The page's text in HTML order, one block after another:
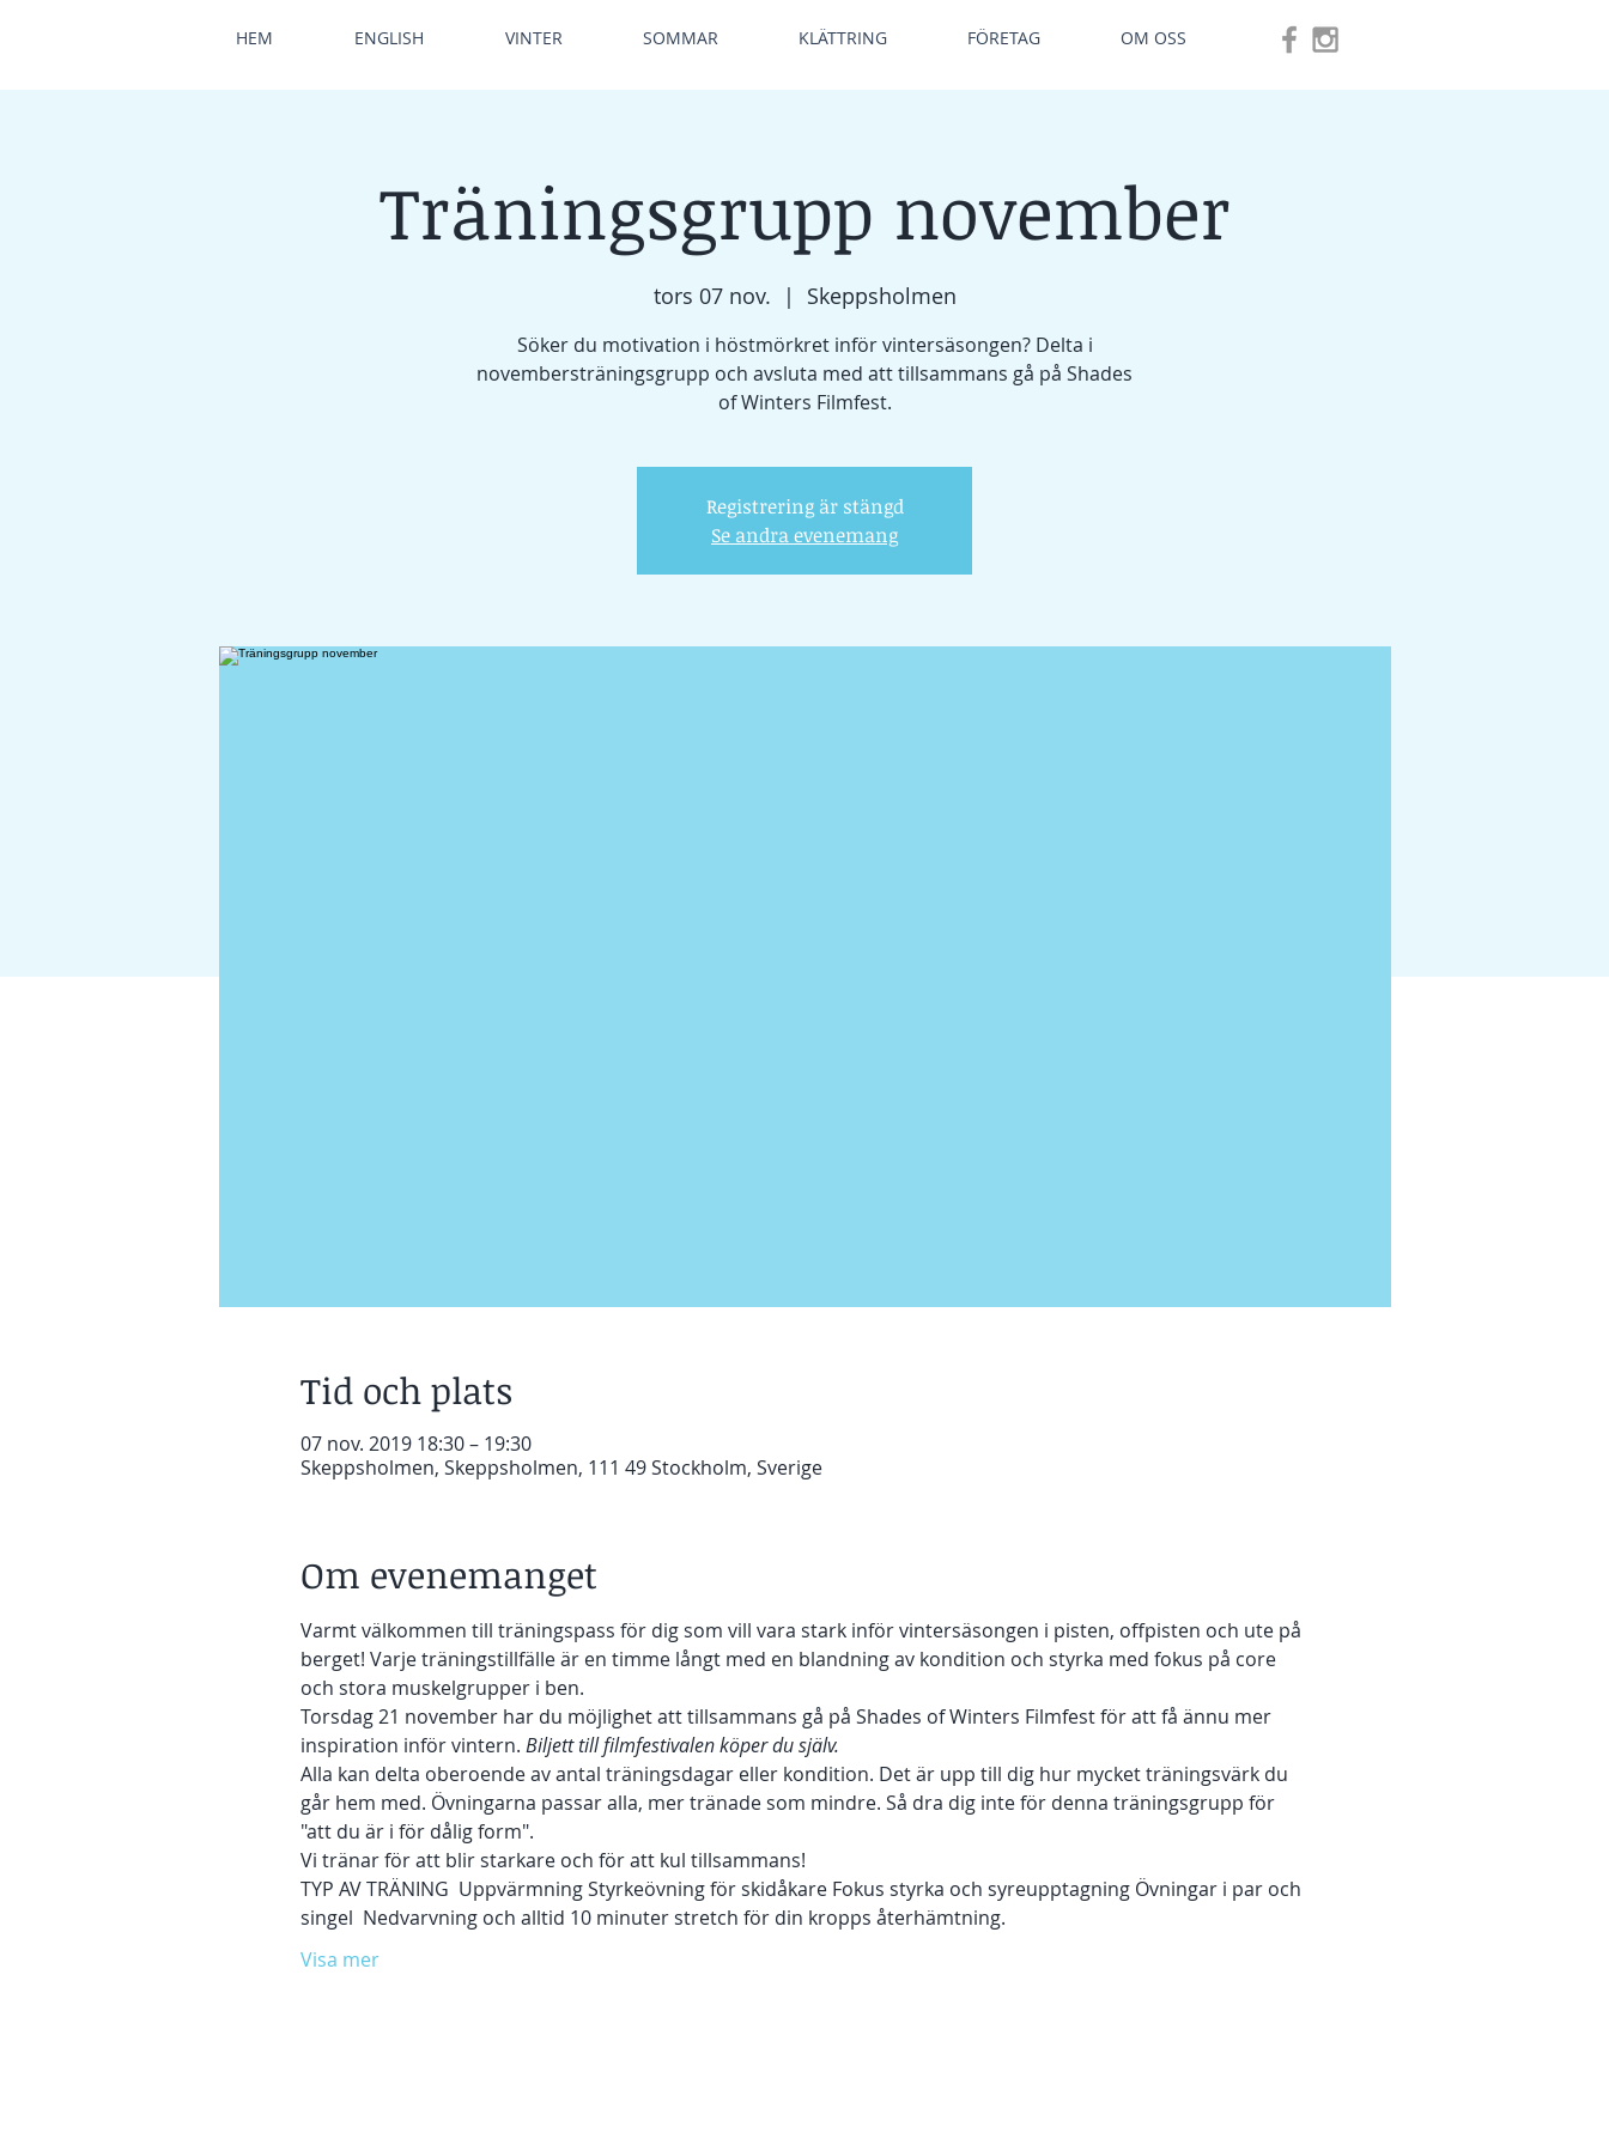
HEM ENGLISH VINTER SOMMAR KLÄTTRING FÖRETAG OM OSS
Träningsgrupp november
tors 07 nov.
  |
Skeppsholmen
Söker du motivation i höstmörkret inför vintersäsongen? Delta i
novembersträningsgrupp och avsluta med att tillsammans gå på Shades
of Winters Filmfest.
Registrering är stängd
Se andra evenemang
Tid och plats
07 nov. 2019 18:30 – 19:30
Skeppsholmen, Skeppsholmen, 111 49 Stockholm, Sverige
Om evenemanget
Varmt välkommen till träningspass för dig som vill vara stark inför vintersäsongen i pisten, offpisten och ute på
berget! Varje träningstillfälle är en timme långt med en blandning av kondition och styrka med fokus på core
och stora muskelgrupper i ben.
Torsdag 21 november har du möjlighet att tillsammans gå på Shades of Winters Filmfest för att få ännu mer
inspiration inför vintern. Biljett till filmfestivalen köper du själv.
Alla kan delta oberoende av antal träningsdagar eller kondition. Det är upp till dig hur mycket träningsvärk du
går hem med. Övningarna passar alla, mer tränade som mindre. Så dra dig inte för denna träningsgrupp för
"att du är i för dålig form".
Vi tränar för att blir starkare och för att kul tillsammans!
TYP AV TRÄNING  Uppvärmning Styrkeövning för skidåkare Fokus styrka och syreupptagning Övningar i par och
singel  Nedvarvning och alltid 10 minuter stretch för din kropps återhämtning.
Visa mer